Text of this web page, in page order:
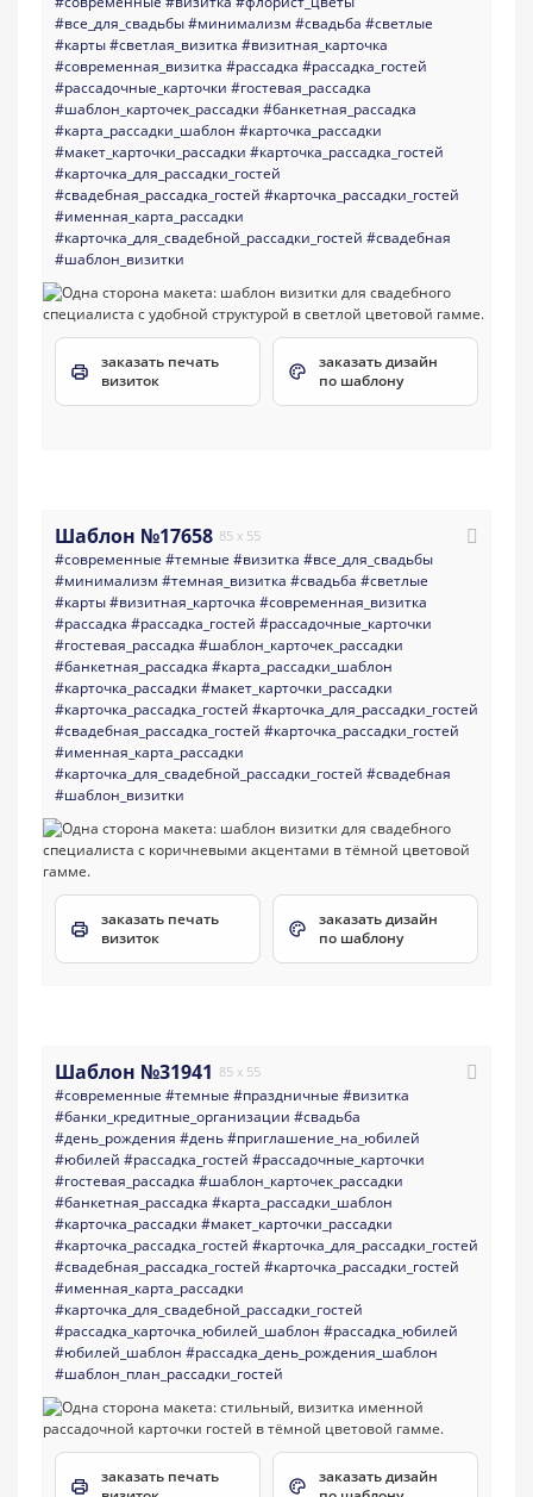
#все_для_свадьбы#минимализм #свадьба #светлые
#карты#светлая_визитка #визитная_карточка
#современная_визитка #рассадка #рассадка_гостей
#рассадочные_карточки #гостевая_рассадка
#шаблон_карточек_рассадки #банкетная_рассадка
#карта_рассадки_шаблон #карточка_рассадки
#макет_карточки_рассадки #карточка_рассадка_гостей
#карточка_для_рассадки_гостей
#свадебная_рассадка_гостей #карточка_рассадки_гостей
#именная_карта_рассадки
#карточка_для_свадебной_рассадки_гостей #свадебная
#шаблон_визитки
заказать печать
визиток
заказать дизайн
по шаблону
Шаблон №17658 85 x 55
#современные #темные #визитка #все_для_свадьбы
#минимализм #темная_визитка #свадьба #светлые
#карты#визитная_карточка #современная_визитка
#рассадка #рассадка_гостей #рассадочные_карточки
#гостевая_рассадка #шаблон_карточек_рассадки
#банкетная_рассадка #карта_рассадки_шаблон
#карточка_рассадки #макет_карточки_рассадки
#карточка_рассадка_гостей #карточка_для_рассадки_гостей
#свадебная_рассадка_гостей #карточка_рассадки_гостей
#именная_карта_рассадки
#карточка_для_свадебной_рассадки_гостей #свадебная
#шаблон_визитки
заказать печать
визиток
заказать дизайн
по шаблону
Шаблон №31941 85 x 55
#современные #темные #праздничные #визитка
#банки_кредитные_организации #свадьба
#день_рождения #день#приглашение_на_юбилей
#юбилей #рассадка_гостей #рассадочные_карточки
#гостевая_рассадка #шаблон_карточек_рассадки
#банкетная_рассадка #карта_рассадки_шаблон
#карточка_рассадки #макет_карточки_рассадки
#карточка_рассадка_гостей #карточка_для_рассадки_гостей
#свадебная_рассадка_гостей #карточка_рассадки_гостей
#именная_карта_рассадки
#карточка_для_свадебной_рассадки_гостей
#рассадка_карточка_юбилей_шаблон #рассадка_юбилей
#юбилей_шаблон #рассадка_день_рождения_шаблон
#шаблон_план_рассадки_гостей
заказать печать
заказать дизайн